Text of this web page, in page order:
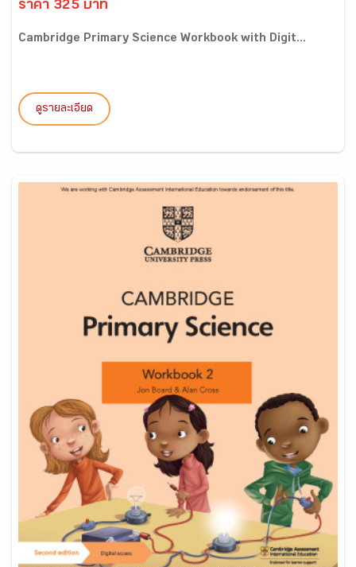
ราคา 325 บาท
Cambridge Primary Science Workbook with Digit...
ดูรายละเอียด